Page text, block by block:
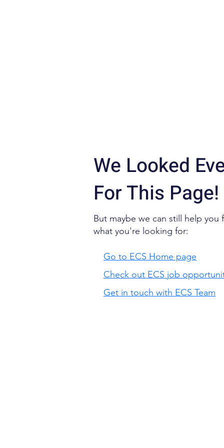
We Looked
For This
But maybe we can still help you
what you're looking for:
Go to ECS Home page
Check out ECS job
Get in touch with ECS Team